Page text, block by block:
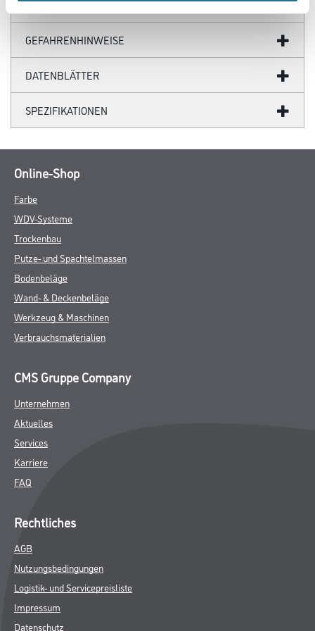
ZUSATZINFOS
GEFAHRENHINWEISE
DATENBLÄTTER
SPEZIFIKATIONEN
Online-Shop
Farbe
WDV-Systeme
Trockenbau
Putze- und Spachtelmassen
Bodenbeläge
Wand- & Deckenbeläge
Werkzeug & Maschinen
Verbrauchsmaterialien
CMS Gruppe Company
Unternehmen
Aktuelles
Services
Karriere
FAQ
Rechtliches
AGB
Nutzungsbedingungen
Logistik- und Servicepreisliste
Impressum
Datenschutz